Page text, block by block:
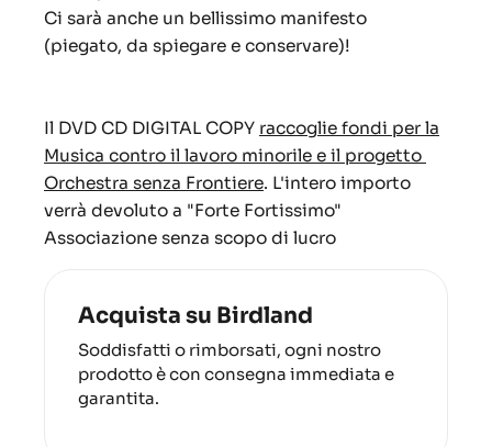
Ci sarà anche un bellissimo manifesto
(piegato, da spiegare e conservare)!
Il DVD CD DIGITAL COPY raccoglie fondi per la
Musica contro il lavoro minorile e il progetto
Orchestra senza Frontiere. L'intero importo
verrà devoluto a "Forte Fortissimo"
Associazione senza scopo di lucro
Acquista su Birdland
Soddisfatti o rimborsati, ogni nostro
prodotto è con consegna immediata e
garantita.